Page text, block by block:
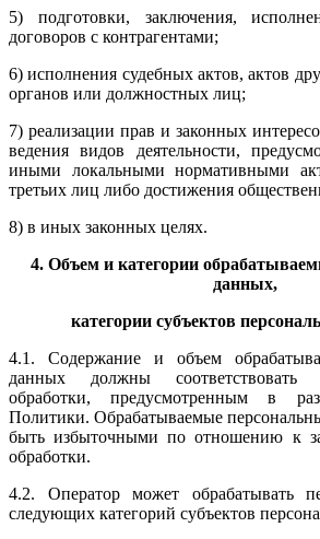
5) подготовки, заключения,
договоров с контрагентами;
6) исполнения судебных актов, актов
органов или должностных лиц;
7) реализации прав и законных
ведения видов деятельности,
иными локальными нормативными
третьих лиц либо достижения
8) в иных законных целях.
4. Объем и категории
данных,
категории субъектов
4.1. Содержание и объем
данных должны соответствовать
обработки, предусмотренным в
Политики. Обрабатываемые
быть избыточными по отношению к
обработки.
4.2. Оператор может обрабатывать
следующих категорий субъектов